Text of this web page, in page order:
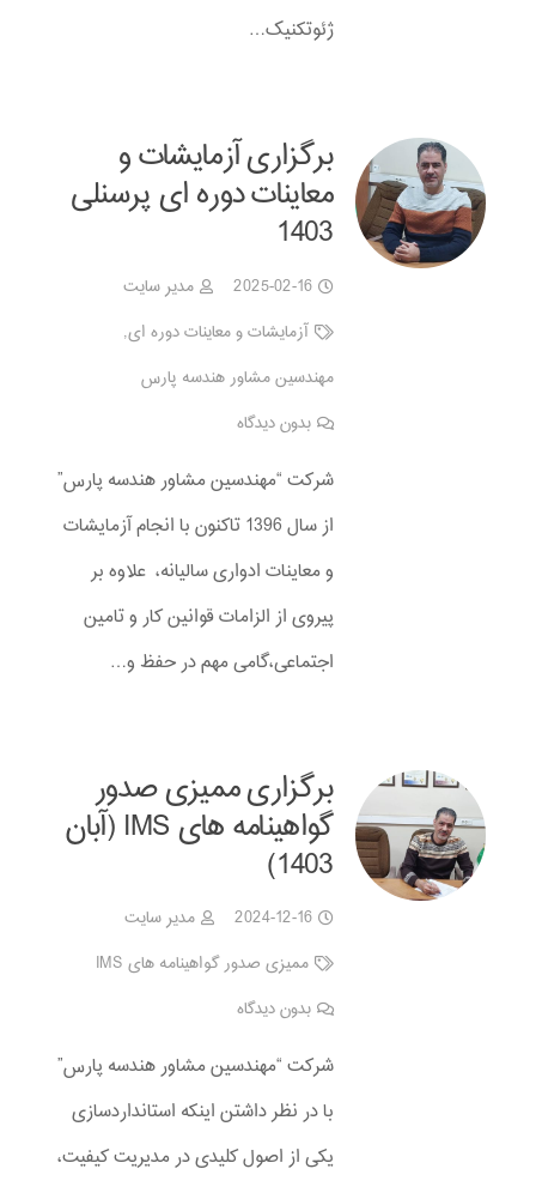
ژئوتکنیک…
برگزاری آزمایشات و
معاینات دوره ای پرسنلی
1403
2025-02-16
مدیر سایت
آزمایشات و معاینات دوره ای,
مهندسین مشاور هندسه پارس
بدون دیدگاه
شرکت “مهندسین مشاور هندسه پارس”
از سال 1396 تاکنون با انجام آزمایشات
و معاینات ادواری سالیانه، علاوه بر
پیروی از الزامات قوانین کار و تامین
اجتماعی،گامی مهم در حفظ و…
برگزاری ممیزی صدور
گواهینامه های IMS (آبان
1403)‎
2024-12-16
مدیر سایت
ممیزی صدور گواهینامه های IMS
بدون دیدگاه
شرکت “مهندسین مشاور هندسه پارس”
با در نظر داشتن اینکه استانداردسازی
یکی از اصول کلیدی در مدیریت کیفیت،